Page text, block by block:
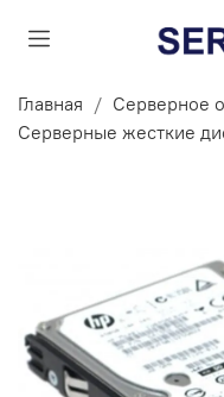
Главная
Серверное
Серверные жесткие